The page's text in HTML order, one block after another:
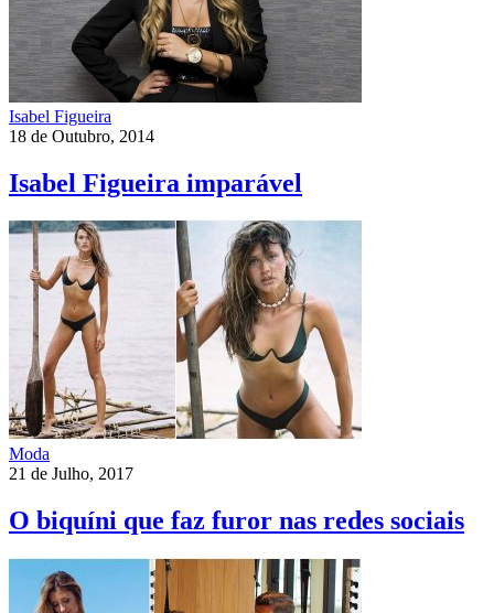
Isabel Figueira
18 de Outubro, 2014
Isabel Figueira imparável
Moda
21 de Julho, 2017
O biquíni que faz furor nas redes sociais